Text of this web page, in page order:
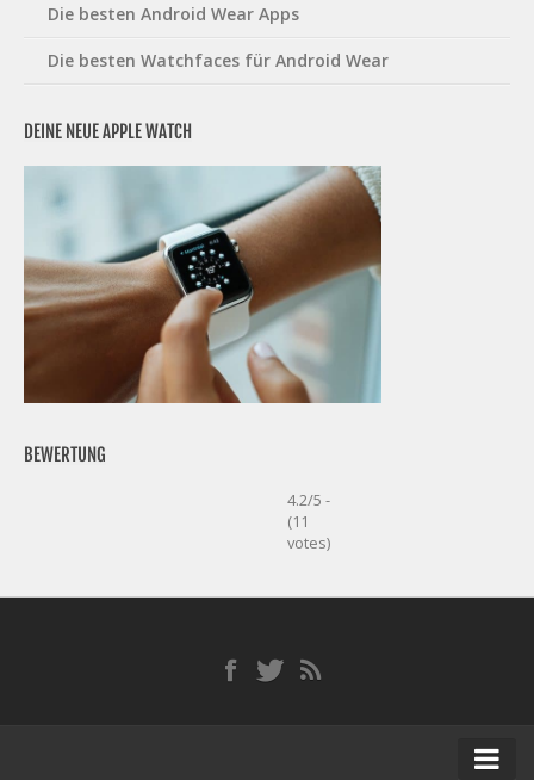
Die besten Android Wear Apps
Die besten Watchfaces für Android Wear
DEINE NEUE APPLE WATCH
BEWERTUNG
4.2/5 -
(11
votes)